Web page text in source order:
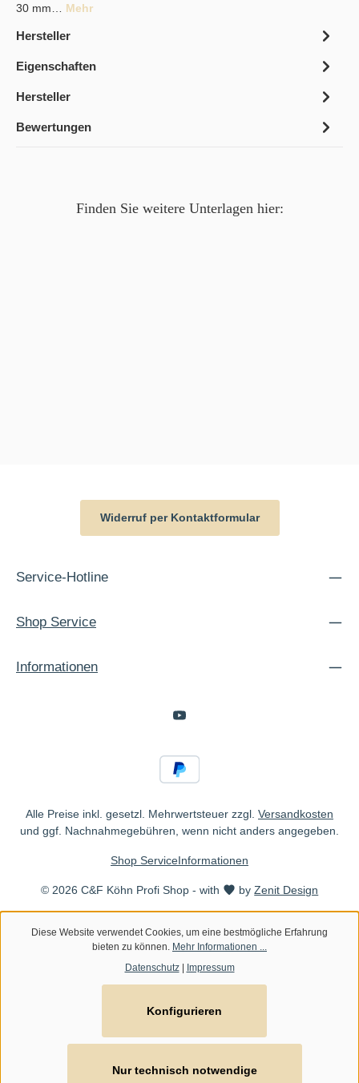
30 mm… Mehr
Hersteller
Eigenschaften
Hersteller
Bewertungen
Finden Sie weitere Unterlagen hier:
Widerruf per Kontaktformular
Service-Hotline
Shop Service
Informationen
Alle Preise inkl. gesetzl. Mehrwertsteuer zzgl. Versandkosten
und ggf. Nachnahmegebühren, wenn nicht anders angegeben.
© 2026 C&F Köhn Profi Shop - with byZenit Design
Shop ServiceInformationen
Diese Website verwendet Cookies, um eine bestmögliche Erfahrung
bieten zu können. Mehr Informationen ...
Datenschutz| Impressum
Nur technisch notwendige
Konfigurieren